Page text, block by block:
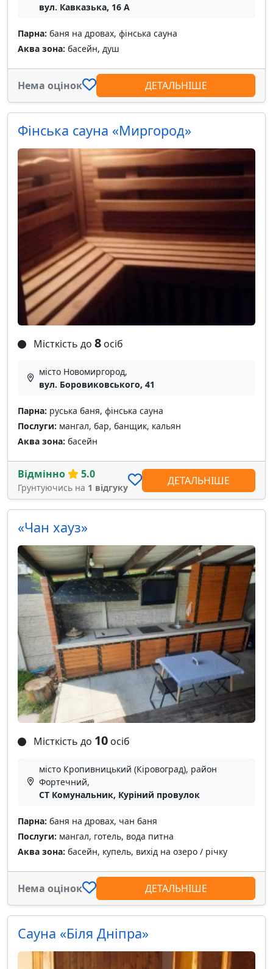
вул. Кавказька, 16 А
Парна: баня на дровах, фінська сауна
Аква зона: басейн, душ
Нема оцінок ДЕТАЛЬНІШЕ
Фінська сауна «Миргород»
Місткість до 8 осіб
місто Новомиргород,
вул. Боровиковського, 41
Парна: руська баня, фінська сауна
Послуги: мангал, бар, банщик, кальян
Аква зона: басейн
Відмінно 5.0
Грунтуючись на 1 відгуку
ДЕТАЛЬНІШЕ
«Чан хауз»
Місткість до 10 осіб
місто Кропивницький (Кіровоград), район
Фортечний,
СТ Комунальник, Куріний провулок
Парна: баня на дровах, чан баня
Послуги: мангал, готель, вода питна
Аква зона: басейн, купель, вихід на озеро / річку
Нема оцінок ДЕТАЛЬНІШЕ
Сауна «Біля Дніпра»